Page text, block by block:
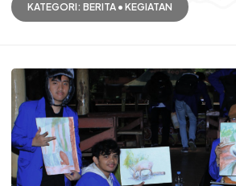
KATEGORI: BERITA • KEGIATAN